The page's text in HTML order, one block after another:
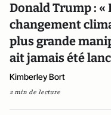
Donald Trump : «
changement
plus grande
ait jamais été
Kimberley Bort
2 min de lecture